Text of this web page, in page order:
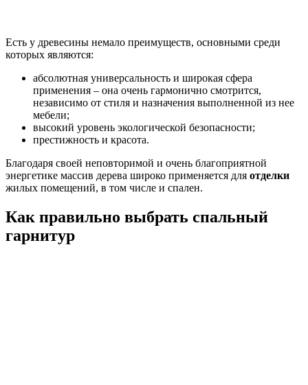
Есть у древесины немало преимуществ, основными среди
которых являются:
абсолютная универсальность и широкая сфера
применения – она очень гармонично смотрится,
независимо от стиля и назначения выполненной из нее
мебели;
высокий уровень экологической безопасности;
престижность и красота.
Благодаря своей неповторимой и очень благоприятной
энергетике массив дерева широко применяется для отделки
жилых помещений, в том числе и спален.
Как правильно выбрать спальный
гарнитур